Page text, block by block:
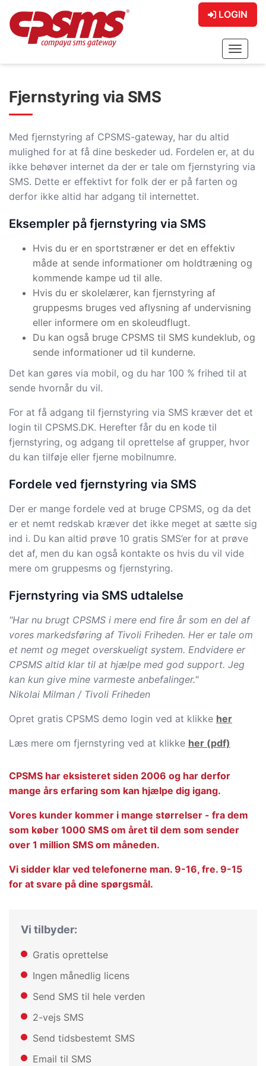
LOGIN
Fjernstyring via SMS
Med fjernstyring af CPSMS-gateway, har du altid
mulighed for at få dine beskeder ud. Fordelen er, at du
ikke behøver internet da der er tale om fjernstyring via
SMS. Dette er effektivt for folk der er på farten og
derfor ikke altid har adgang til internettet.
Eksempler på fjernstyring via SMS
Hvis du er en sportstræner er det en effektiv
måde at sende informationer om holdtræning og
kommende kampe ud til alle.
Hvis du er skolelærer, kan fjernstyring af
gruppesms bruges ved aflysning af undervisning
eller informere om en skoleudflugt.
Du kan også bruge CPSMS til SMS kundeklub, og
sende informationer ud til kunderne.
Det kan gøres via mobil, og du har 100 % frihed til at
sende hvornår du vil.
For at få adgang til fjernstyring via SMS kræver det et
login til CPSMS.DK. Herefter får du en kode til
fjernstyring, og adgang til oprettelse af grupper, hvor
du kan tilføje eller fjerne mobilnumre.
Fordele ved fjernstyring via SMS
Der er mange fordele ved at bruge CPSMS, og da det
er et nemt redskab kræver det ikke meget at sætte sig
ind i. Du kan altid prøve 10 gratis SMS’er for at prøve
det af, men du kan også kontakte os hvis du vil vide
mere om gruppesms og fjernstyring.
Fjernstyring via SMS udtalelse
"Har nu brugt CPSMS i mere end fire år som en del af
vores markedsføring af Tivoli Friheden. Her er tale om
et nemt og meget overskueligt system. Endvidere er
CPSMS altid klar til at hjælpe med god support. Jeg
kan kun give mine varmeste anbefalinger."
Nikolai Milman / Tivoli Friheden
Opret gratis CPSMS demo login ved at klikke her
Læs mere om fjernstyring ved at klikke her (pdf)
CPSMS har eksisteret siden 2006 og har derfor
mange års erfaring som kan hjælpe dig igang.
Vores kunder kommer i mange størrelser - fra dem
som køber 1000 SMS om året til dem som sender
over 1 million SMS om måneden.
Vi sidder klar ved telefonerne man. 9-16, fre. 9-15
for at svare på dine spørgsmål.
Vi tilbyder:
Gratis oprettelse
Ingen månedlig licens
Send SMS til hele verden
2-vejs SMS
Send tidsbestemt SMS
Email til SMS